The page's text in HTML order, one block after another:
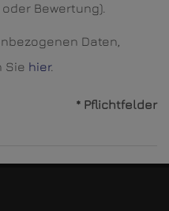
Bewertung).
Daten,
Sie hier.
* Pflichtfelder